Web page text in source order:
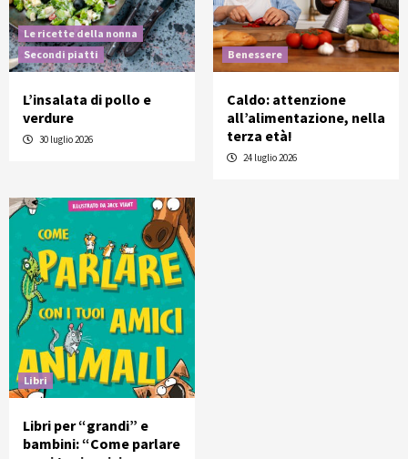
Le ricette della nonna
Secondi piatti
L’insalata di pollo e
verdure
30 luglio 2026
Benessere
Caldo: attenzione
all’alimentazione, nella
terza età!
24 luglio 2026
Libri
Libri per “grandi” e
bambini: “Come parlare